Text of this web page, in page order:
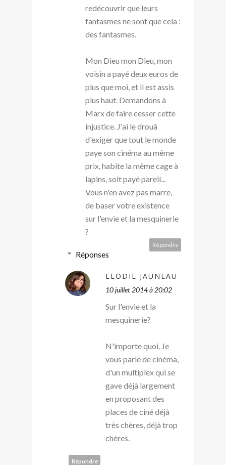
redécouvrir que leurs
fantasmes ne sont que cela :
des fantasmes.
Mon Dieu mon Dieu, mon
voisin a payé deux euros de
plus que moi, et il est assis
plus haut. Demandons à
Marx de faire cesser cette
injustice. J'ai le drouâ
d'exiger que tout le monde
paye son cinéma au même
prix, habite la même cage à
lapins, soit payé pareil...
Vous n'en avez pas marre,
de baser votre existence
sur l'envie et la mesquinerie
?
Répondre
Réponses
ELODIE JAUNEAU
10 juillet 2014 à 20:02
Sur l'envie et la
mesquinerie?
N'importe quoi. Je
vous parle de cinéma,
d'un multiplex qui se
gave déjà largement
en proposant des
places de ciné déjà
très chères, déjà trop
chères.
Répondre